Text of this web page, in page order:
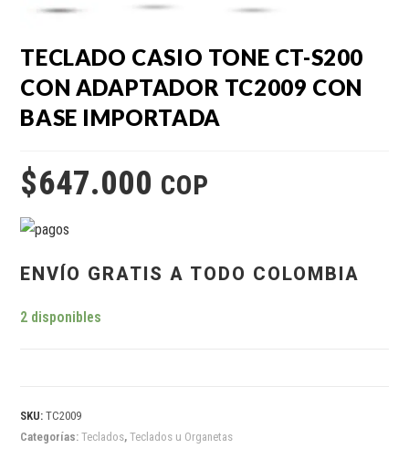
TECLADO CASIO TONE CT-S200
CON ADAPTADOR TC2009 CON
BASE IMPORTADA
$647.000 COP
ENVÍO GRATIS A TODO COLOMBIA
2 disponibles
SKU:TC2009
Categorías:Teclados,Teclados u Organetas